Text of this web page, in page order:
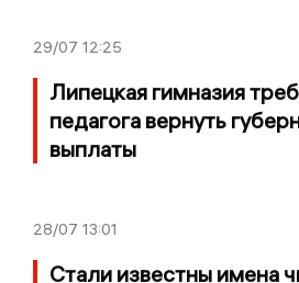
29/07 12:25
Липецкая гимназия
педагога вернуть
выплаты
28/07 13:01
Стали известны имена